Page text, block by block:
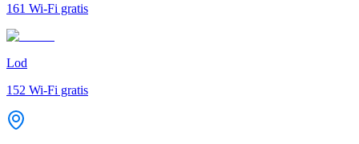
161 Wi-Fi gratis
Lod
152 Wi-Fi gratis